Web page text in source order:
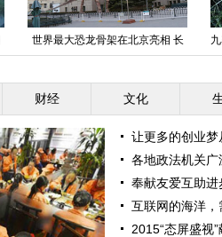
世界最大恐龙骨架在北京亮相 长
约38米
财经 文化
让更多的创业
各地政法机关
奉献友爱互助进
互联网的海洋
2015“态屏盛视